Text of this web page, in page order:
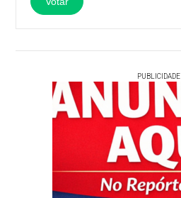
PUBLICIDADE